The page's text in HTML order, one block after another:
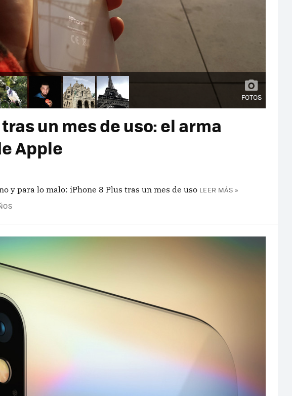
FOTOS
un mes de uso: el arma
Apple
y para lo malo: iPhone 8 Plus tras un mes de uso LEER MÁS »